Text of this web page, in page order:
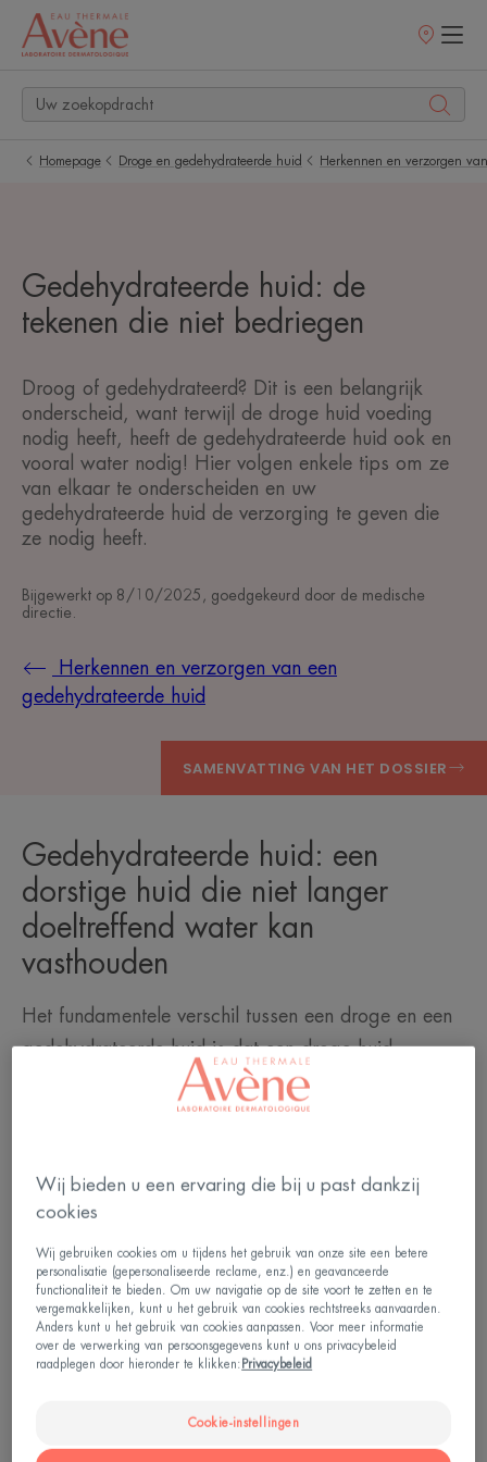
Homepage Droge en gedehydrateerde huid Herkennen en verzorgen
Gedehydrateerde huid: de
tekenen die niet bedriegen
Droog of gedehydrateerd? Dit is een belangrijk
onderscheid, want terwijl de droge huid voeding
nodig heeft, heeft de gedehydrateerde huid ook en
vooral water nodig! Hier volgen enkele tips om ze
van elkaar te onderscheiden en uw
gedehydrateerde huid de verzorging te geven die
ze nodig heeft.
Bijgewerkt op 8/10/2025 , goedgekeurd door de medische
directie
Herkennen en verzorgen van een
gedehydrateerde huid
SAMENVATTING VAN HET DOSSIER
Gedehydrateerde huid: een
dorstige huid die niet langer
doeltreffend water kan
vasthouden
Het fundamentele verschil tussen een droge en een
gedehydrateerde huid is dat een droge huid
permanent droog is, terwijl een gedehydrateerde
huid slechts af en toe droog is. Deze tijdelijke
normaal... of droog. Speciale momenten: periodes
van hormonale veranderingen en
seizoenswisselingen. De zomer en de winter zijn
bijzonder bevorderlijk voor een gedehydrateerde
huid: kou, wind en zon tasten de hydrolipidenfilm
van de opperhuid mee af, die geen water meer kan
vasthouden. Ongeschikte producten, veelvuldig
Wij bieden u een ervaring die bij u past dankzij
cookies
Wij gebruiken cookies om u tijdens het gebruik van onze site een betere
personalisatie (gepersonaliseerde reclame, enz.) en geavanceerde
functionaliteit te bieden. Om uw navigatie op de site voort te zetten en te
vergemakkelijken, kunt u het gebruik van cookies rechtstreeks aanvaarden.
Anders kunt u het gebruik van cookies aanpassen. Voor meer informatie
over de verwerking van persoonsgegevens kunt u ons privacybeleid
raadplegen door hieronder te klikken: Privacybeleid
Cookie-instellingen